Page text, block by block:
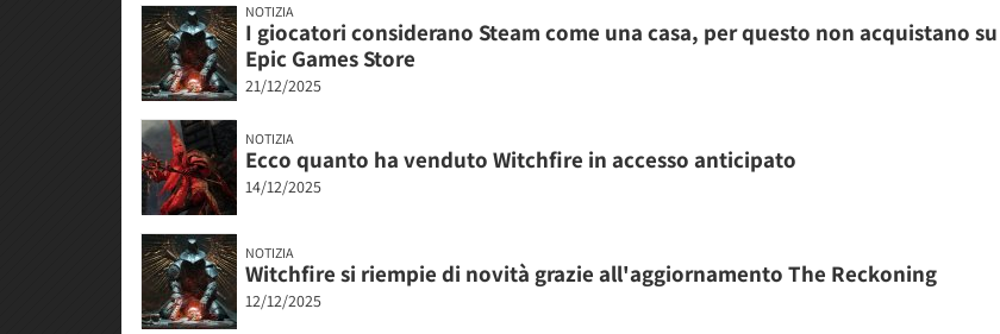
NOTIZIA
I giocatori considerano Steam come una casa, per questo non acquistano su
Epic Games Store
21/12/2025
NOTIZIA
Ecco quanto ha venduto Witchfire in accesso anticipato
14/12/2025
NOTIZIA
Witchfire si riempie di novità grazie all'aggiornamento The Reckoning
12/12/2025